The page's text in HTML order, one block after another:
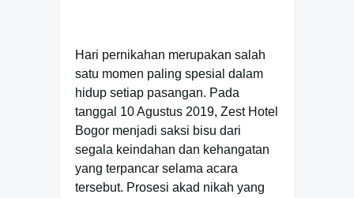
Hari pernikahan merupakan salah
satu momen paling spesial dalam
hidup setiap pasangan. Pada
tanggal 10 Agustus 2019, Zest Hotel
Bogor menjadi saksi bisu dari
segala keindahan dan kehangatan
yang terpancar selama acara
tersebut. Prosesi akad nikah yang